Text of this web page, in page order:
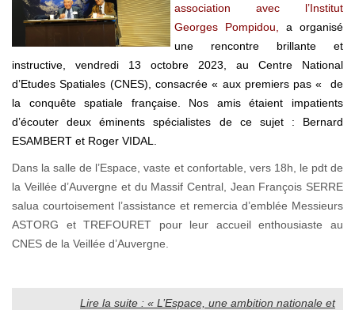
association avec l’Institut
Georges Pompidou, a organisé
une rencontre brillante et
instructive, vendredi 13 octobre 2023, au Centre National
d’Etudes Spatiales (CNES), consacrée « aux premiers pas « de
la conquête spatiale française. Nos amis étaient impatients
d’écouter deux éminents spécialistes de ce sujet : Bernard
ESAMBERT et Roger VIDAL.
Dans la salle de l’Espace, vaste et confortable, vers 18h, le pdt de
la Veillée d’Auvergne et du Massif Central, Jean François SERRE
salua courtoisement l’assistance et remercia d’emblée Messieurs
ASTORG et TREFOURET pour leur accueil enthousiaste au
CNES de la Veillée d’Auvergne.
Lire la suite : « L’Espace, une ambition nationale et